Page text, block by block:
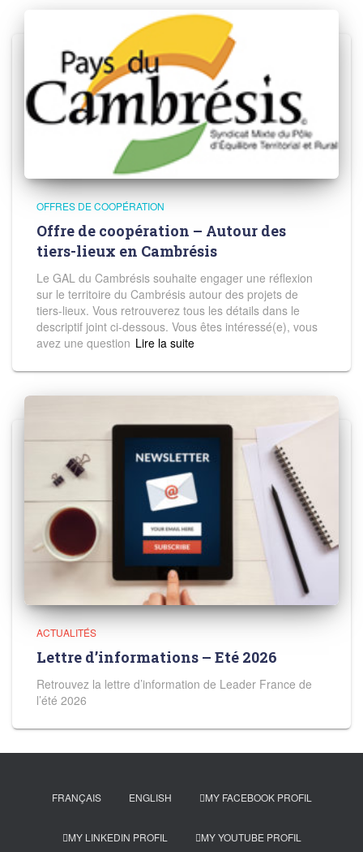
OFFRES DE COOPÉRATION
Offre de coopération – Autour des
tiers-lieux en Cambrésis
Le GAL du Cambrésis souhaite engager une réflexion
sur le territoire du Cambrésis autour des projets de
tiers-lieux. Vous retrouverez tous les détails dans le
descriptif joint ci-dessous. Vous êtes intéressé(e), vous
avez une question Read more
ACTUALITÉS
Lettre d’informations – Eté 2026
Retrouvez la lettre d’information de Leader France de
l’été 2026
FRANÇAIS ENGLISH MY FACEBOOK PROFIL
MY LINKEDIN PROFIL MY YOUTUBE PROFIL